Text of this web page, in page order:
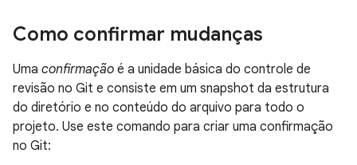
Como confirmar mudanças
Uma confirmação é a unidade básica do controle de
revisão no Git e consiste em um snapshot da estrutura
do diretório e no conteúdo do arquivo para todo o
projeto. Use este comando para criar uma confirmação
no Git: